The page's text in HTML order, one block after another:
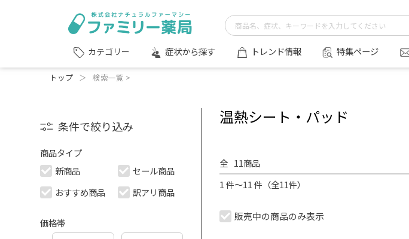
カテゴリー 症状から探す トレンド情報 特集ページ
トップ ＞ 検索一覧 >
条件で絞り込み
商品タイプ
新商品
セール商品
おすすめ商品
訳アリ商品
価格帯
温熱シート・パッド
全 11商品
1 件～11 件（全11件）
販売中の商品のみ表示